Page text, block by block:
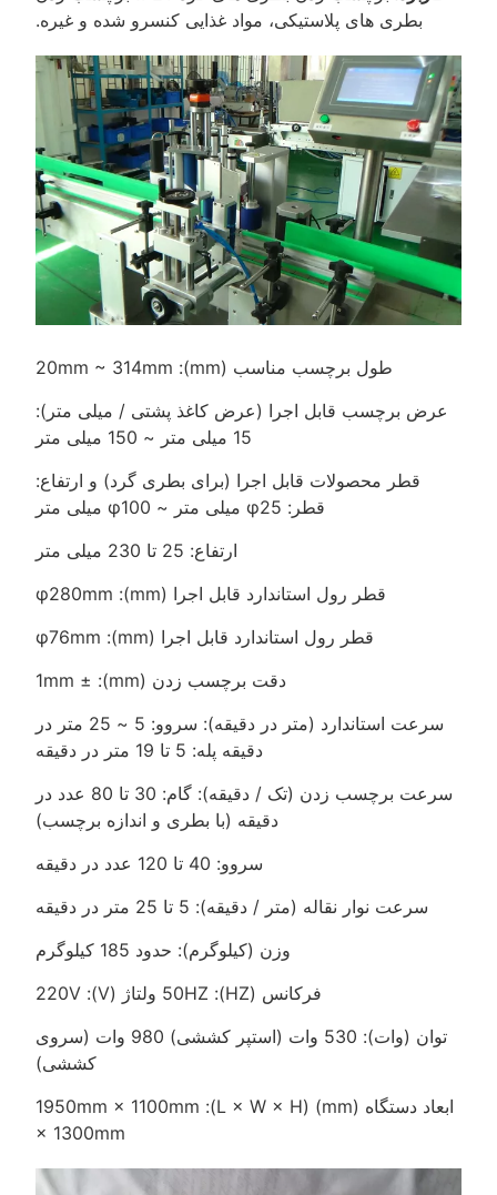
بطری های پلاستیکی، مواد غذایی کنسرو شده و غیره.
طول برچسب مناسب (mm): 20mm ~ 314mm
عرض برچسب قابل اجرا (عرض کاغذ پشتی / میلی متر):
15 میلی متر ~ 150 میلی متر
قطر محصولات قابل اجرا (برای بطری گرد) و ارتفاع:
قطر: φ25 میلی متر ~ φ100 میلی متر
ارتفاع: 25 تا 230 میلی متر
قطر رول استاندارد قابل اجرا (mm): φ280mm
قطر رول استاندارد قابل اجرا (mm): φ76mm
دقت برچسب زدن (mm): ± 1mm
سرعت استاندارد (متر در دقیقه): سروو: 5 ~ 25 متر در
دقیقه پله: 5 تا 19 متر در دقیقه
سرعت برچسب زدن (تک / دقیقه): گام: 30 تا 80 عدد در
دقیقه (با بطری و اندازه برچسب)
سروو: 40 تا 120 عدد در دقیقه
سرعت نوار نقاله (متر / دقیقه): 5 تا 25 متر در دقیقه
وزن (کیلوگرم): حدود 185 کیلوگرم
فرکانس (HZ): 50HZ ولتاژ (V): 220V
توان (وات): 530 وات (استپر کششی) 980 وات (سروی
کششی)
ابعاد دستگاه (mm) (L × W × H): 1950mm × 1100mm
× 1300mm